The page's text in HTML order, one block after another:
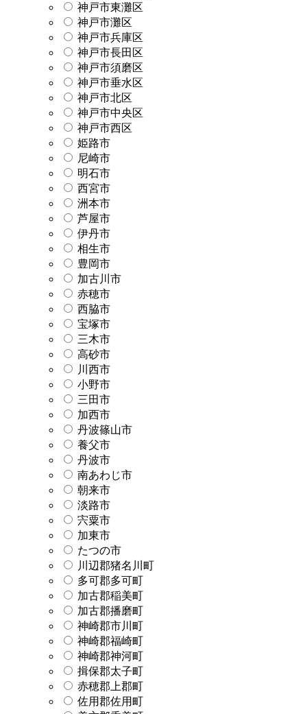
神戸市東灘区
神戸市灘区
神戸市兵庫区
神戸市長田区
神戸市須磨区
神戸市垂水区
神戸市北区
神戸市中央区
神戸市西区
姫路市
尼崎市
明石市
西宮市
洲本市
芦屋市
伊丹市
相生市
豊岡市
加古川市
赤穂市
西脇市
宝塚市
三木市
高砂市
川西市
小野市
三田市
加西市
丹波篠山市
養父市
丹波市
南あわじ市
朝来市
淡路市
宍粟市
加東市
たつの市
川辺郡猪名川町
多可郡多可町
加古郡稲美町
加古郡播磨町
神崎郡市川町
神崎郡福崎町
神崎郡神河町
揖保郡太子町
赤穂郡上郡町
佐用郡佐用町